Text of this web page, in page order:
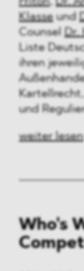
Klasseund
Counsel Dr.
Liste
ihren
und
weiter lesen
Who's